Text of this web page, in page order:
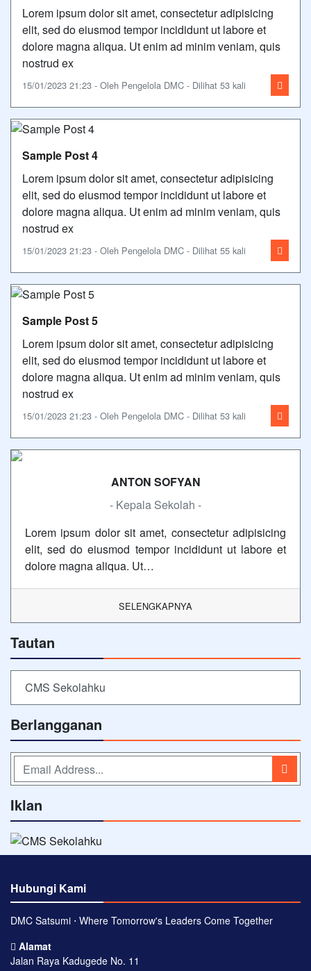
Lorem ipsum dolor sit amet, consectetur adipisicing
elit, sed do eiusmod tempor incididunt ut labore et
dolore magna aliqua. Ut enim ad minim veniam, quis
nostrud ex
15/01/2023 21:23 - Oleh Pengelola DMC - Dilihat 53 kali
Sample Post 4
Lorem ipsum dolor sit amet, consectetur adipisicing
elit, sed do eiusmod tempor incididunt ut labore et
dolore magna aliqua. Ut enim ad minim veniam, quis
nostrud ex
15/01/2023 21:23 - Oleh Pengelola DMC - Dilihat 55 kali
Sample Post 5
Lorem ipsum dolor sit amet, consectetur adipisicing
elit, sed do eiusmod tempor incididunt ut labore et
dolore magna aliqua. Ut enim ad minim veniam, quis
nostrud ex
15/01/2023 21:23 - Oleh Pengelola DMC - Dilihat 53 kali
ANTON SOFYAN
- Kepala Sekolah -
Lorem ipsum dolor sit amet, consectetur adipisicing
elit, sed do eiusmod tempor incididunt ut labore et
dolore magna aliqua. Ut…
SELENGKAPNYA
Tautan
CMS Sekolahku
Berlangganan
Iklan
Hubungi Kami
DMC Satsumi ⋅ Where Tomorrow's Leaders Come Together
Alamat
Jalan Raya Kadugede No. 11